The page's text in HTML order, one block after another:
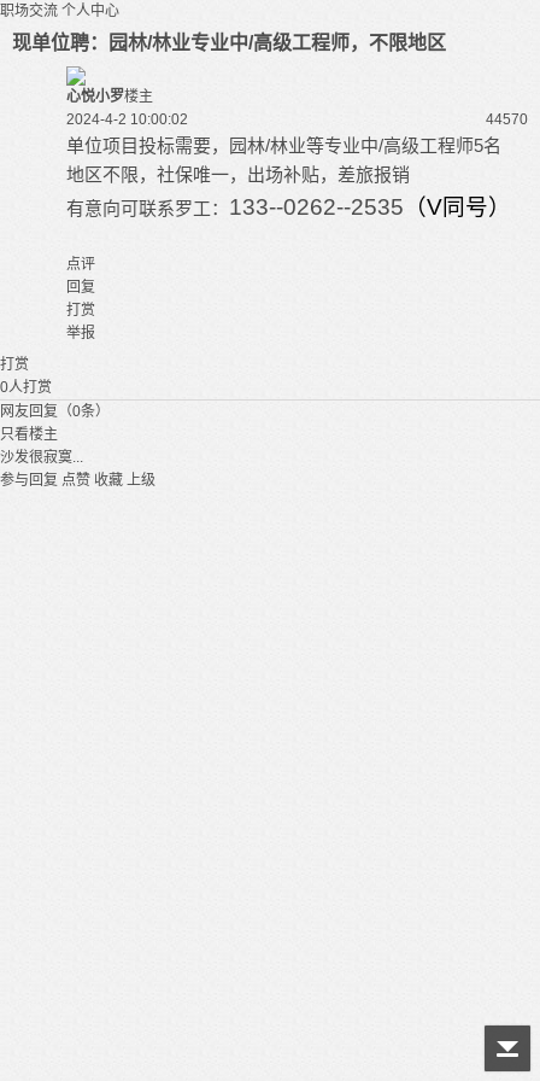
职场交流 个人中心
现单位聘：园林/林业专业中/高级工程师，不限地区
心悦小罗楼主
2024-4-2 10:00:02
44570
单位项目投标需要，园林/林业等专业中/高级工程师5名
地区不限，社保唯一，出场补贴，差旅报销
有意向可联系罗工： 133--0262--2535 （V同号）
点评
回复
打赏
举报
打赏
0人打赏
网友回复（0条）
只看楼主
沙发很寂寞...
参与回复 点赞 收藏 上级